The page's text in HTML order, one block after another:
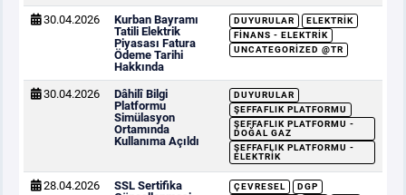
30.04.2026
Kurban Bayramı
Tatili Elektrik
Piyasası Fatura
Ödeme Tarihi
Hakkında
DUYURULAR
ELEKTRIK
FINANS - ELEKTRIK
UNCATEGORIZED @TR
30.04.2026
Dâhilî Bilgi
Platformu
Simülasyon
Ortamında
Kullanıma Açıldı
DUYURULAR
ŞEFFAFLIK PLATFORMU
ŞEFFAFLIK PLATFORMU -
DOĞAL GAZ
ŞEFFAFLIK PLATFORMU -
ELEKTRIK
28.04.2026
SSL Sertifika
ÇEVRESEL
DGP